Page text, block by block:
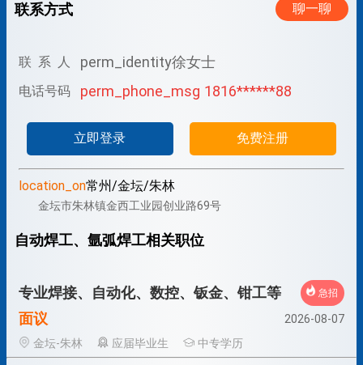
联系方式 聊一聊
联 系 人 perm_identity徐女士
电话号码 perm_phone_msg 1816******88
立即登录 免费注册
location_on常州/金坛/朱林
金坛市朱林镇金西工业园创业路69号
自动焊工、氩弧焊工相关职位
专业焊接、自动化、数控、钣金、钳工等 急招
面议
2026-08-07
金坛-朱林
应届毕业生 中专学历